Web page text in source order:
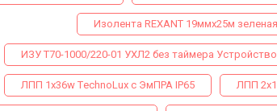
Изолента REXANT 19ммх25м зеленая
ИЗУ Т70-1000/220-01 УХЛ2 без таймера
ЛПП 1х36w ТechnoLux с ЭмПРА IP65 ЛПП